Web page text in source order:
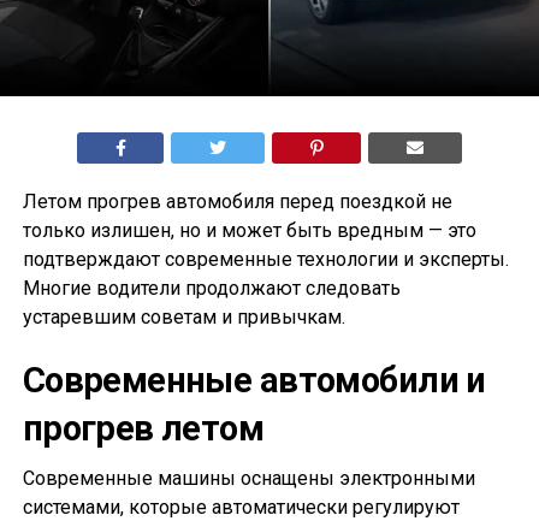
Летом прогрев автомобиля перед поездкой не
только излишен, но и может быть вредным — это
подтверждают современные технологии и эксперты.
Многие водители продолжают следовать
устаревшим советам и привычкам.
Современные автомобили и
прогрев летом
Современные машины оснащены электронными
системами, которые автоматически регулируют